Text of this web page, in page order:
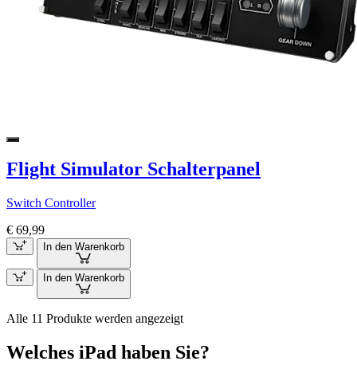
Flight Simulator Schalterpanel
Switch Controller
€ 69,99
In den Warenkorb
In den Warenkorb
Alle 11 Produkte werden angezeigt
Welches iPad haben Sie?